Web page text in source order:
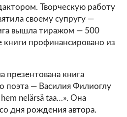
Творческую работу
своему супругу —
вышла тиражом — 500
книги профинансировано из
презентована книга
поэта — Василия Филиоглу
hem nelärsä taa…». Она
дня рождения автора.